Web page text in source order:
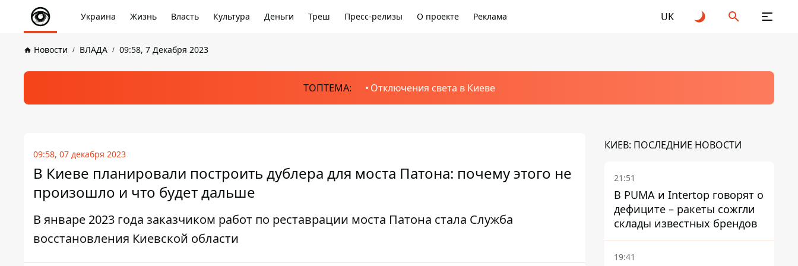
Украина Жизнь Власть Культура Деньги Треш Пресс-релизы О проекте Реклама UK
Новости ВЛАДА 09:58, 7 Декабря 2023
ТОПТЕМА: Отключения света в Киеве
09:58, 07 декабря 2023
В Киеве планировали построить дублера для моста Патона: почему этого не
произошло и что будет дальше
В январе 2023 года заказчиком работ по реставрации моста Патона стала Служба
восстановления Киевской области
КИЕВ: ПОСЛЕДНИЕ НОВОСТИ
21:51
В PUMA и Intertop говорят о
дефиците – ракеты сожгли
склады известных брендов
19:41